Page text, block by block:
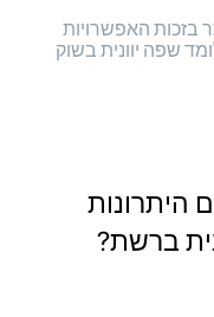
בזכות האפשרויות
שפה יוונית בשוק
היתרונות
ברשת?